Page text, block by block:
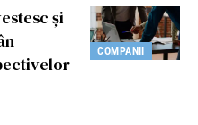
COMPANII
și